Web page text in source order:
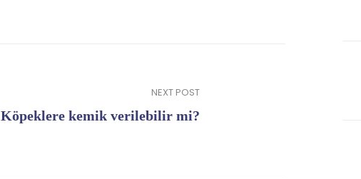
NEXT POST
Köpeklere kemik verilebilir mi?